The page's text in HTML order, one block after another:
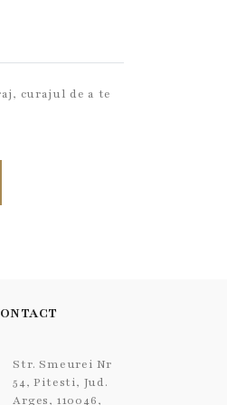
curajul de a te
Str. Smeurei Nr
54, Pitesti, Jud.
Arges, 110046,